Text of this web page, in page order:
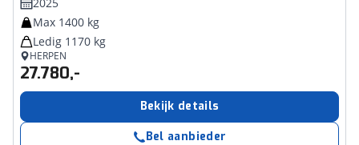
Max 1400 kg
Ledig 1170 kg
HERPEN
27.780,-
Bekijk details
Bel aanbieder